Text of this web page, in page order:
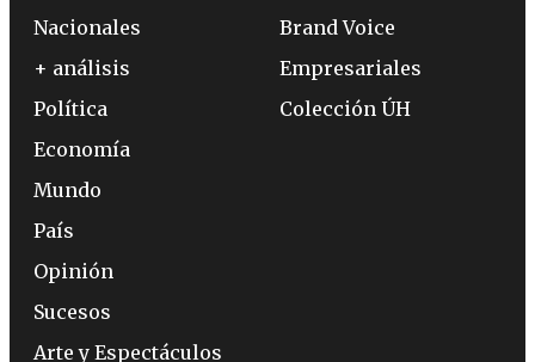
Nacionales
+ análisis
Política
Economía
Mundo
País
Opinión
Sucesos
Arte y Espectáculos
Brand Voice
Empresariales
Colección ÚH